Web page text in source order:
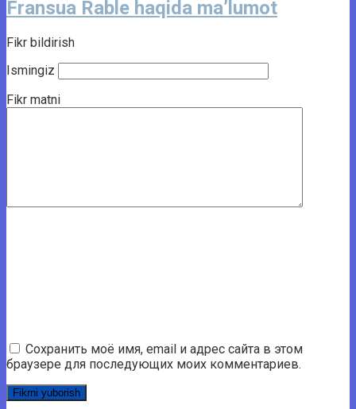
Fransua Rable haqida ma’lumot
Fikr bildirish
Ismingiz
Fikr matni
Сохранить моё имя, email и адрес сайта в этом
браузере для последующих моих комментариев.